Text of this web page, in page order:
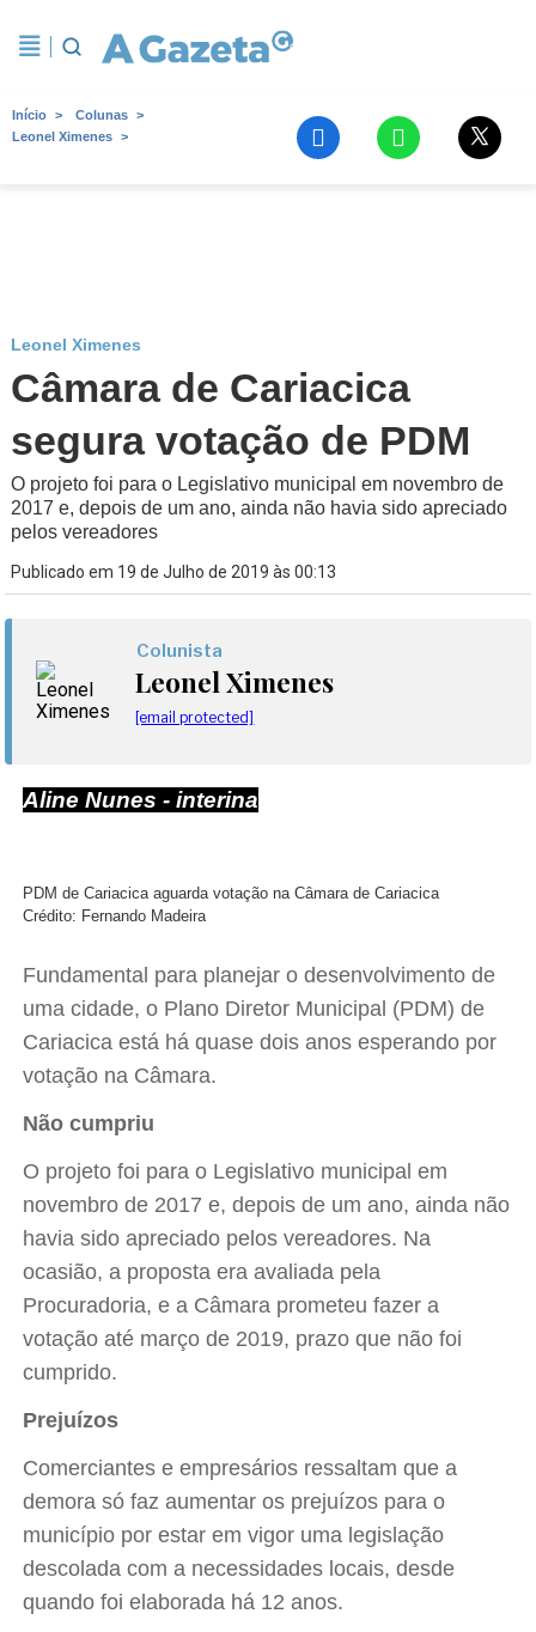
Início
Colunas
Leonel Ximenes
Leonel Ximenes
Câmara de Cariacica
segura votação de PDM
O projeto foi para o Legislativo municipal em novembro de
2017 e, depois de um ano, ainda não havia sido apreciado
pelos vereadores
Publicado em 19 de Julho de 2019 às 00:13
Colunista
Leonel Ximenes
[email protected]
Aline Nunes - interina
PDM de Cariacica aguarda votação na Câmara de Cariacica
Crédito: Fernando Madeira
Fundamental para planejar o desenvolvimento de
uma cidade, o Plano Diretor Municipal (PDM) de
Cariacica está há quase dois anos esperando por
votação na Câmara.
Não cumpriu
O projeto foi para o Legislativo municipal em
novembro de 2017 e, depois de um ano, ainda não
havia sido apreciado pelos vereadores. Na
ocasião, a proposta era avaliada pela
Procuradoria, e a Câmara prometeu fazer a
votação até março de 2019, prazo que não foi
cumprido.
Prejuízos
Comerciantes e empresários ressaltam que a
demora só faz aumentar os prejuízos para o
município por estar em vigor uma legislação
descolada com a necessidades locais, desde
quando foi elaborada há 12 anos.